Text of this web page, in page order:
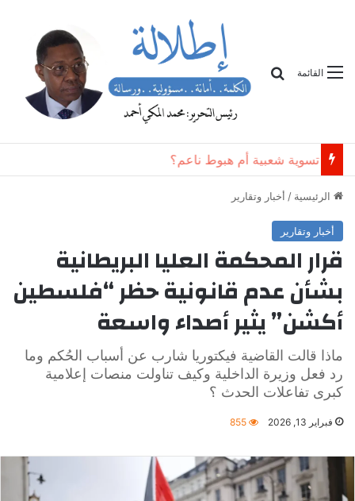
القائمة
تسوية شعبية أم هبوط ناعم؟
الرئيسية / أخبار وتقارير
أخبار وتقارير
قرار المحكمة العليا البريطانية
بشأن عدم قانونية حظر “فلسطين
أكشن” يثير أصداء واسعة
ماذا قالت القاضية فيكتوريا شارب عن أسباب الحُكم وما
رد فعل وزيرة الداخلية وكيف تناولت منصات إعلامية
كبرى تفاعلات الحدث ؟
فبراير 13, 2026 855